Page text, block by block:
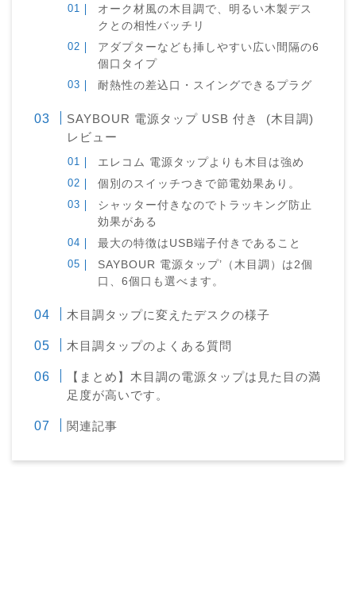
オーク材風の木目調で、明るい木製デス
クとの相性バッチリ
アダプターなども挿しやすい広い間隔の6
個口タイプ
耐熱性の差込口・スイングできるプラグ
SAYBOUR 電源タップ USB 付き (木目調)
レビュー
エレコム 電源タップよりも木目は強め
個別のスイッチつきで節電効果あり。
シャッター付きなのでトラッキング防止
効果がある
最大の特徴はUSB端子付きであること
SAYBOUR 電源タップ’（木目調）は2個
口、6個口も選べます。
木目調タップに変えたデスクの様子
木目調タップのよくある質問
【まとめ】木目調の電源タップは見た目の満
足度が高いです。
関連記事